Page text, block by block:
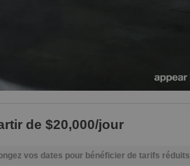
de $20,000/jour
vos dates pour bénéficier de tarifs réduits